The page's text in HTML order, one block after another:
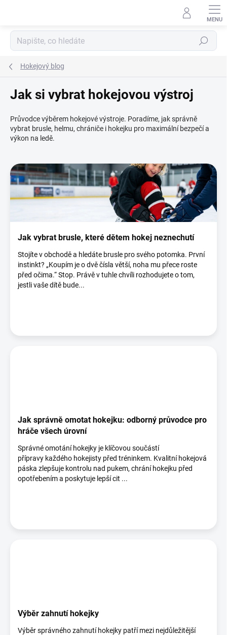
Hledat
Hokejový blog
Jak si vybrat hokejovou výstroj
Průvodce výběrem hokejové výstroje. Poradíme, jak správně
vybrat brusle, helmu, chrániče i hokejku pro maximální bezpečí a
výkon na ledě.
ý
p
s
l
Jak vybrat brusle, které dětem hokej neznechutí
Stojíte v obchodě a hledáte brusle pro svého potomka. První
instinkt? „Koupím je o dvě čísla větší, noha mu přece roste
před očima.“ Stop. Právě v tuhle chvíli rozhodujete o tom,
jestli vaše dítě bude...
Jak správně omotat hokejku: odborný průvodce pro
hráče všech úrovní
Správné omotání hokejky je klíčovou součástí
přípravy každého hokejisty před tréninkem. Kvalitní hokejová
páska zlepšuje kontrolu nad pukem, chrání hokejku před
opotřebením a poskytuje lepší cit ...
Výběr zahnutí hokejky
Výběr správného zahnutí hokejky patří mezi nejdůležitější